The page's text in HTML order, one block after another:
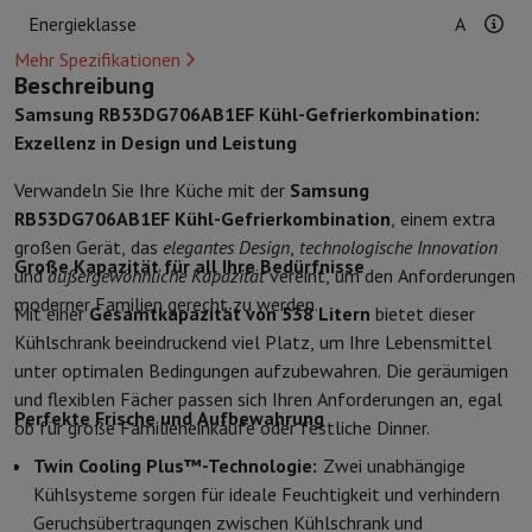
Kuechenzubehoer
Thermometer
Küchenutensilien
Gebaeckutensilien Muscheln
TischkulturBesteck
GetränkezubehörKaffee & Tee WeinKaraffen & Becher
TischdekorationTischset
AufbewahrenBrotkästenMülleimer
Pflege & Gesundheit
ZahnbürsteElektrische ZahnbürsteZahnbürstenzubehör
HaarpflegeHaarglätterHaartrocknerLockenstabGebläsebürste
BeautyGesichtspflegeSpiegelBeauty-Accessoires
RasurHaarschneidemaschineElektrischer RasiererBodygrooming
HaarentfernungLadyshaveEpiliergerät Epilierer von gepulstem
MassageMassage der FüßeMassage des RückensNacken- und
WellnessPersonenwaageBlutdruckmessgerätKreislaufstimulator
Telefonie & Navigation
SmartphonesAlle SmartphonesApple iPhone iPhone 17iPhone Air
Generalüberholte SmartphonesGeneralüberholte Smartphones
Verbundene UhrenSmartwatchApple WatchSamsung Galaxy
Energieklasse
A
Mehr Spezifikationen
Beschreibung
Samsung RB53DG706AB1EF Kühl-Gefrierkombination:
Exzellenz in Design und Leistung
Verwandeln Sie Ihre Küche mit der Samsung
RB53DG706AB1EF Kühl-Gefrierkombination, einem extra
großen Gerät, das elegantes Design, technologische Innovation
undaußergewöhnliche Kapazitätvereint, um den Anforderungen
moderner Familien gerecht zu werden.
Große Kapazität für all Ihre Bedürfnisse
Mit einerGesamtkapazität von 538 Litern bietet dieser
Kühlschrank beeindruckend viel Platz, um Ihre Lebensmittel
unter optimalen Bedingungen aufzubewahren. Die geräumigen
und flexiblen Fächer passen sich Ihren Anforderungen an, egal
ob für große Familieneinkäufe oder festliche Dinner.
Perfekte Frische und Aufbewahrung
Twin Cooling Plus™-Technologie: Zwei unabhängige
Kühlsysteme sorgen für ideale Feuchtigkeit und verhindern
Geruchsübertragungen zwischen Kühlschrank und